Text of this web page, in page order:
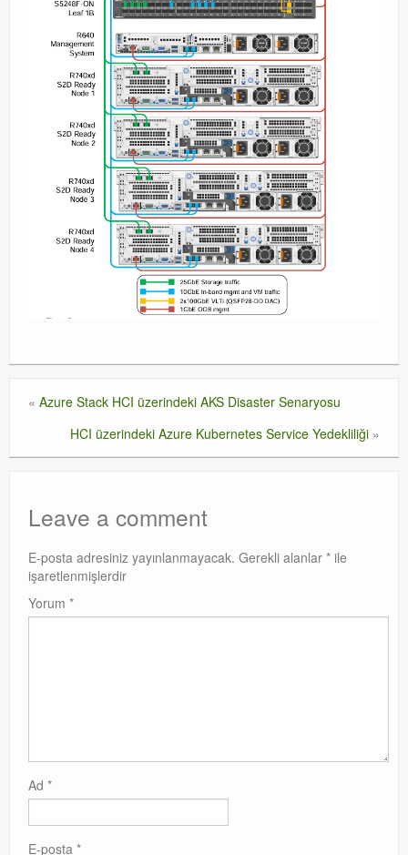
« Azure Stack HCI üzerindeki AKS Disaster Senaryosu
HCI üzerindeki Azure Kubernetes Service Yedekliliği »
Leave a comment
E-posta adresiniz yayınlanmayacak. Gerekli alanlar * ile
işaretlenmişlerdir
Yorum *
Ad *
E-posta *